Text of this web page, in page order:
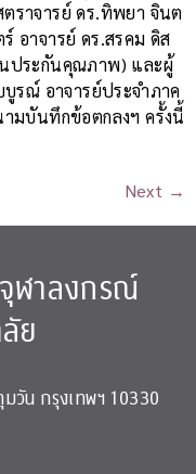
ราจารย์ ดร.ทิพยา จินต
อาจารย์ ดร.สรคม ดิส
ประกันคุณภาพ) และผู้
รณ์ อาจารย์ประจำภาค
มบันทึกข้อตกลงฯ ครั้งนี้
Next →
ฬาลงกรณ์
ย
วัน กรุงเทพฯ 10330